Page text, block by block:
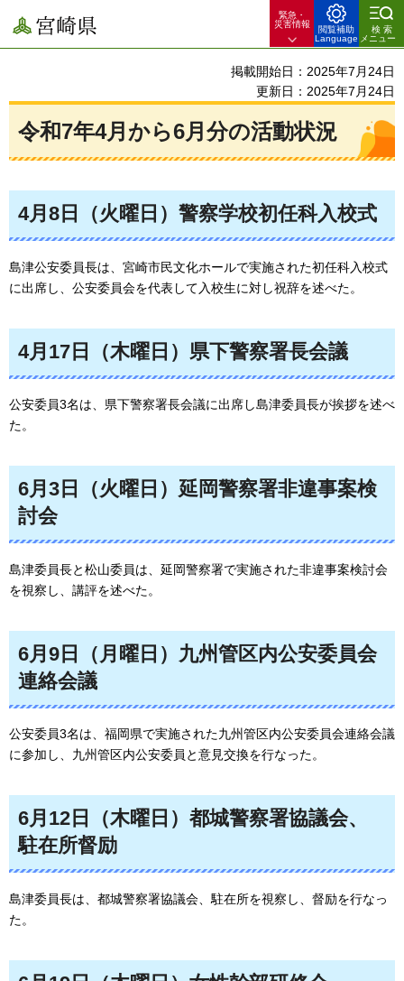
宮崎県
緊急・
災害情報
閲覧補助
Language
検索
メニュー
掲載開始日：2025年7月24日
更新日：2025年7月24日
令和7年4月から6月分の活動状況
4月8日（火曜日）警察学校初任科入校式
島津公安委員長は、宮崎市民文化ホールで実施された初任科入校式
に出席し、公安委員会を代表して入校生に対し祝辞を述べた。
4月17日（木曜日）県下警察署長会議
公安委員3名は、県下警察署長会議に出席し島津委員長が挨拶を述べ
た。
6月3日（火曜日）延岡警察署非違事案検
討会
島津委員長と松山委員は、延岡警察署で実施された非違事案検討会
を視察し、講評を述べた。
6月9日（月曜日）九州管区内公安委員会
連絡会議
公安委員3名は、福岡県で実施された九州管区内公安委員会連絡会議
に参加し、九州管区内公安委員と意見交換を行なった。
6月12日（木曜日）都城警察署協議会、
駐在所督励
島津委員長は、都城警察署協議会、駐在所を視察し、督励を行なっ
た。